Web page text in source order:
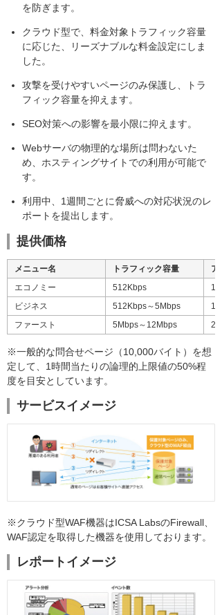
を防ぎます。
クラウド型で、料金対象トラフィック容量
に応じた、リーズナブルな料金設定にしま
した。
攻撃を受けやすいページのみ保護し、トラ
フィック容量を抑えます。
SEO対策への影響を最小限に抑えます。
Webサーバの物理的な場所は問わないた
め、ホスティングサイトでの利用が可能で
す。
利用中、1週間ごとに脅威への対応状況のレ
ポートを提出します。
提供価格
メニュー名 トラフィック容量
ア
エコノミー
512Kbps
ビジネス
512Kbps～5Mbps
ファースト
5Mbps～12Mbps
※一般的な問合せページ（10,000バイト）を想
定して、1時間当たりの論理的上限値の50%程
度を目安としています。
サービスイメージ
※クラウド型WAF機器はICSA LabsのFirewall、
WAF認定を取得した機器を使用しております。
レポートイメージ